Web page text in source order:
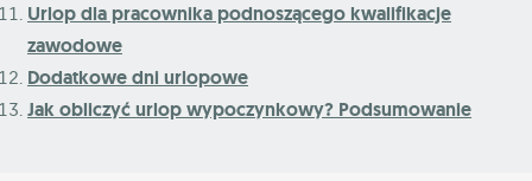
Urlop dla pracownika podnoszącego kwalifikacje
zawodowe
Dodatkowe dni urlopowe
Jak obliczyć urlop wypoczynkowy? Podsumowanie